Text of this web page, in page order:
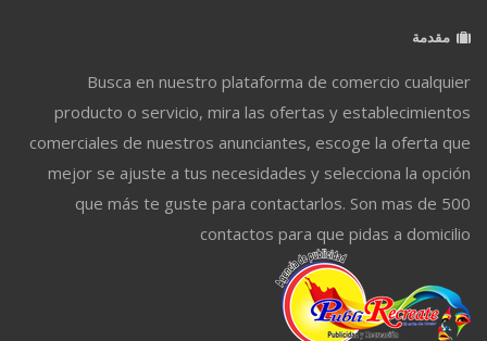
مقدمة
Busca en nuestro plataforma de comercio cualquier
producto o servicio, mira las ofertas y establecimientos
comerciales de nuestros anunciantes, escoge la oferta que
mejor se ajuste a tus necesidades y selecciona la opción
que más te guste para contactarlos. Son mas de 500
contactos para que pidas a domicilio